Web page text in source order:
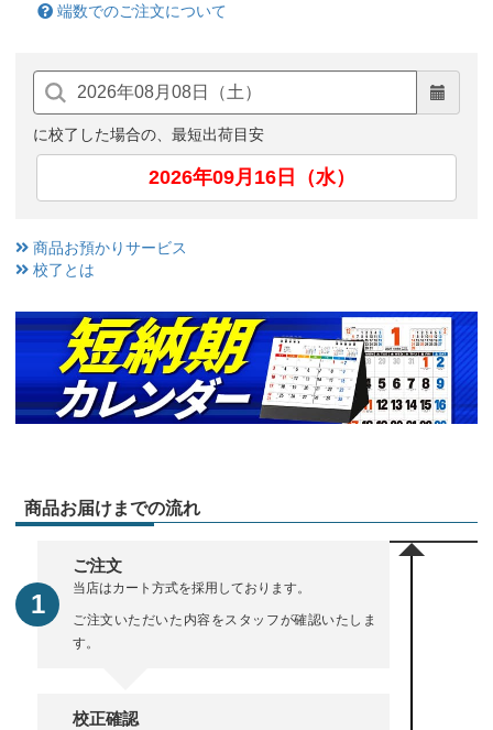
端数でのご注文について
に校了した場合の、最短出荷目安
2026年09月16日（水）
商品お預かりサービス
校了とは
商品お届けまでの流れ
ご注文
当店はカート方式を採用しております。
ご注文いただいた内容をスタッフが確認いたしま
す。
校正確認